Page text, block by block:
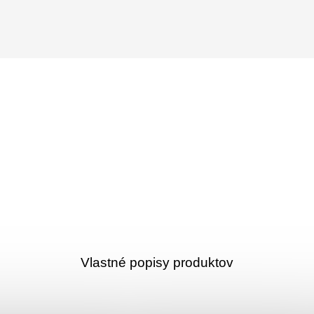
Vlastné popisy produktov